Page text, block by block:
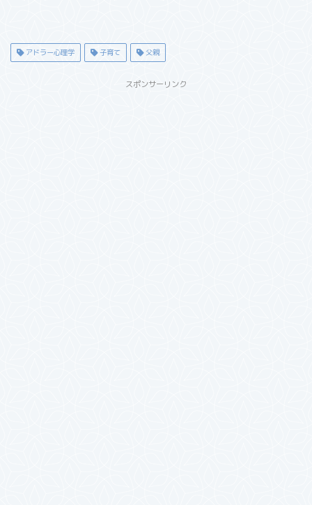
アドラー心理学 子育て 父親
スポンサーリンク